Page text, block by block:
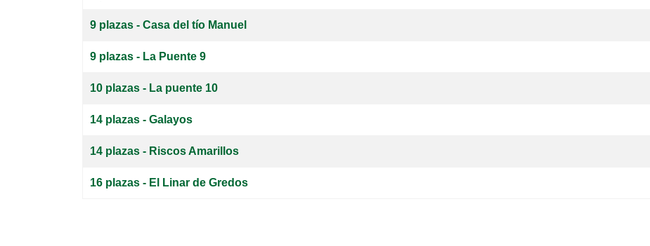
9 plazas - Casa del tío Manuel
9 plazas - La Puente 9
10 plazas - La puente 10
14 plazas - Galayos
14 plazas - Riscos Amarillos
16 plazas - El Linar de Gredos